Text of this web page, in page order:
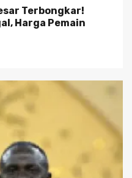
Terbongkar!
Harga Pemain